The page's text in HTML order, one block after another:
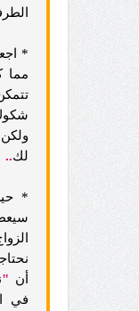
*
مما
لك..
*
أن "
في